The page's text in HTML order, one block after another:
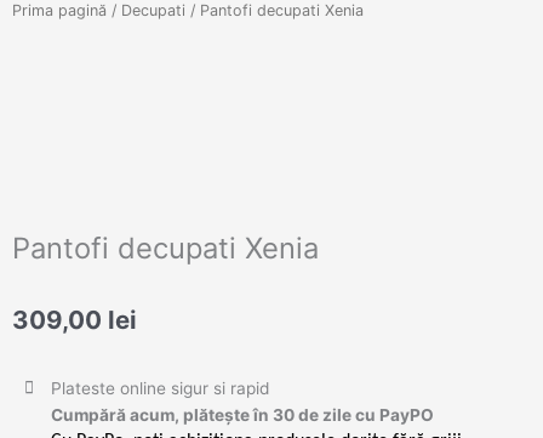
Prima pagină / Decupati / Pantofi decupati Xenia
Pantofi decupati Xenia
309,00 lei
Plateste online sigur si rapid
Cumpără acum, plătește în 30 de zile cu PayPO